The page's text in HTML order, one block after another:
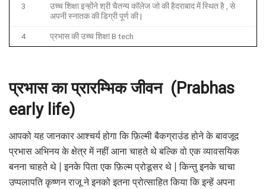
3
उच्च शिक्षा इन्होंने श्री चैतन्य कॉलेज जो की हैदराबाद में स्थित है , से
अपनी स्नातक की डिग्री पूर्ण की |
4 प्रभास की उच्च शिक्षा B tech
प्रभास का प्रारम्भिक जीवन (Prabhas
early life)
आपको यह जानकार आश्चर्य होगा कि फ़िल्मी बैकग्राउंड होने के बावजूद
प्रभास अभिनय के क्षेत्र में नहीं आना चाहते थे बल्कि वो एक व्यावसयिक
बनना चाहते थे | इनके पिता एक फ़िल्म प्रोडूसर थे | किन्तु इनके चाचा
उप्पलापति कृष्णन राजू ने इनको इतना प्रोत्साहित किया कि इन्हें अपना